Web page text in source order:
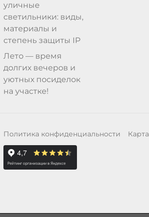
уличные
светильники: виды,
материалы и
степень защиты IP
Лето — время
долгих вечеров и
уютных посиделок
на участке!
Политика конфиденциальности